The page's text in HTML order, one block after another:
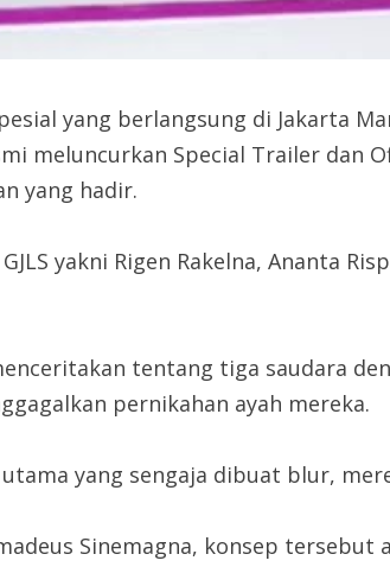
yang berlangsung di Jakarta
meluncurkan Special Trailer dan
yang hadir.
yakni Rigen Rakelna, Ananta
tentang tiga saudara
pernikahan ayah mereka.
yang sengaja dibuat blur,
Sinemagna, konsep tersebut